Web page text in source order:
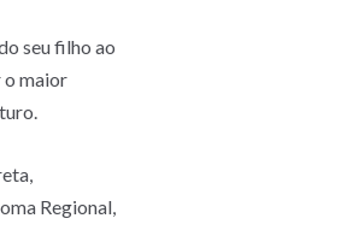
seu filho ao
o maior
Regional,